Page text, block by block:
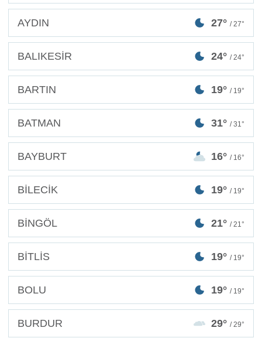
AYDIN 27° / 27°
BALIKESİR 24° / 24°
BARTIN 19° / 19°
BATMAN 31° / 31°
BAYBURT 16° / 16°
BİLECİK 19° / 19°
BİNGÖL 21° / 21°
BİTLİS 19° / 19°
BOLU 19° / 19°
BURDUR 29° / 29°